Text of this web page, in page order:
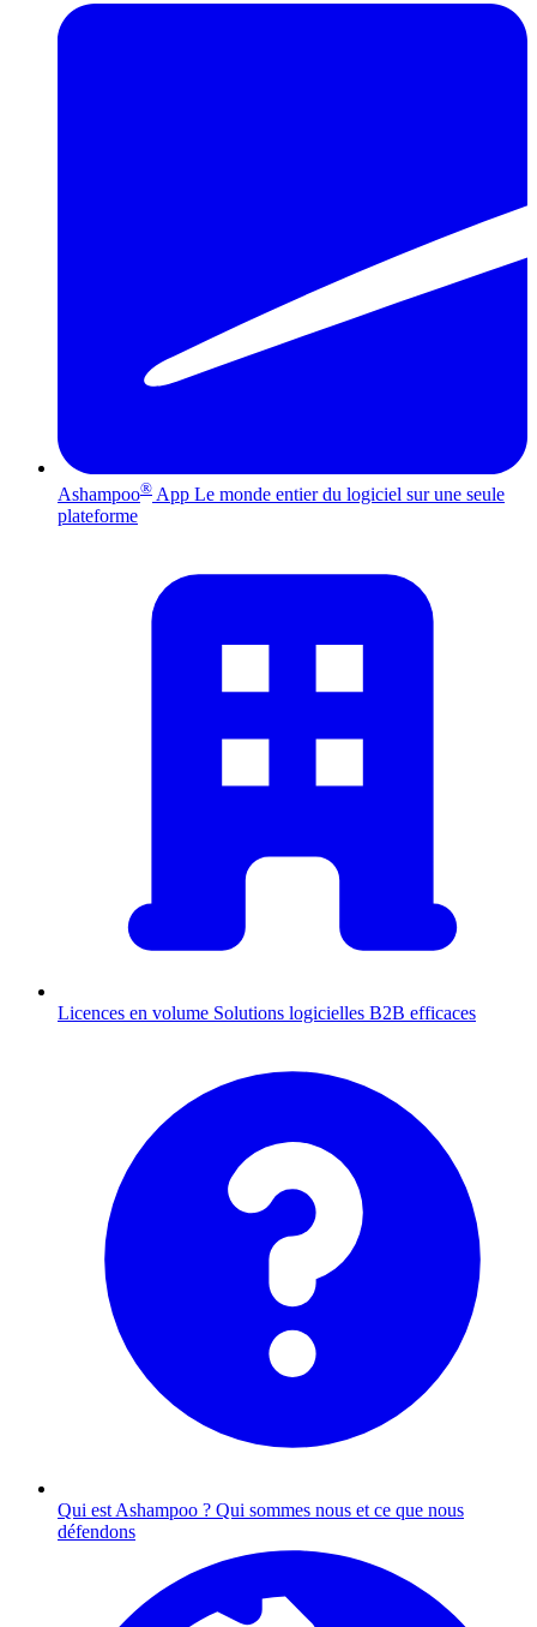
Ashampoo® App Le monde entier du logiciel sur une seule
plateforme
Licences en volume Solutions logicielles B2B efficaces
Qui est Ashampoo ? Qui sommes nous et ce que nous
défendons